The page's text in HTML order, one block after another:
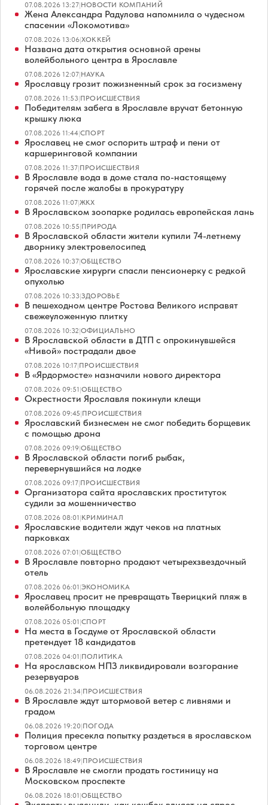
07.08.2026 13:27|НОВОСТИ КОМПАНИЙ
Жена Александра Радулова напомнила о чудесном
спасении «Локомотива»
07.08.2026 13:06|ХОККЕЙ
Названа дата открытия основной арены
волейбольного центра в Ярославле
07.08.2026 12:07|НАУКА
Ярославцу грозит пожизненный срок за госизмену
07.08.2026 11:53|ПРОИСШЕСТВИЯ
Победителям забега в Ярославле вручат бетонную
крышку люка
07.08.2026 11:44|СПОРТ
Ярославец не смог оспорить штраф и пени от
каршеринговой компании
07.08.2026 11:37|ПРОИСШЕСТВИЯ
В Ярославле вода в доме стала по-настоящему
горячей после жалобы в прокуратуру
07.08.2026 11:07|ЖКХ
В Ярославском зоопарке родилась европейская лань
07.08.2026 10:55|ПРИРОДА
В Ярославской области жители купили 74-летнему
дворнику электровелосипед
07.08.2026 10:37|ОБЩЕСТВО
Ярославские хирурги спасли пенсионерку с редкой
опухолью
07.08.2026 10:33|ЗДОРОВЬЕ
В пешеходном центре Ростова Великого исправят
свежеуложенную плитку
07.08.2026 10:32|ОФИЦИАЛЬНО
В Ярославской области в ДТП с опрокинувшейся
«Нивой» пострадали двое
07.08.2026 10:17|ПРОИСШЕСТВИЯ
В «Ярдормосте» назначили нового директора
07.08.2026 09:51|ОБЩЕСТВО
Окрестности Ярославля покинули клещи
07.08.2026 09:45|ПРОИСШЕСТВИЯ
Ярославский бизнесмен не смог победить борщевик
с помощью дрона
07.08.2026 09:19|ОБЩЕСТВО
В Ярославской области погиб рыбак,
перевернувшийся на лодке
07.08.2026 09:17|ПРОИСШЕСТВИЯ
Организатора сайта ярославских проституток
судили за мошенничество
07.08.2026 08:01|КРИМИНАЛ
Ярославские водители ждут чеков на платных
парковках
07.08.2026 07:01|ОБЩЕСТВО
В Ярославле повторно продают четырехзвездочный
отель
07.08.2026 06:01|ЭКОНОМИКА
Ярославец просит не превращать Тверицкий пляж в
волейбольную площадку
07.08.2026 05:01|СПОРТ
На места в Госдуме от Ярославской области
претендует 18 кандидатов
07.08.2026 04:01|ПОЛИТИКА
На ярославском НПЗ ликвидировали возгорание
резервуаров
06.08.2026 21:34|ПРОИСШЕСТВИЯ
В Ярославле ждут штормовой ветер с ливнями и
градом
06.08.2026 19:20|ПОГОДА
Полиция пресекла попытку раздеться в ярославском
торговом центре
06.08.2026 18:49|ПРОИСШЕСТВИЯ
В Ярославле не смогли продать гостиницу на
Московском проспекте
06.08.2026 18:01|ОБЩЕСТВО